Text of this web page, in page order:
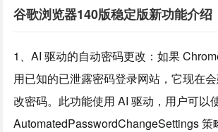
谷歌浏览器140版稳定版新功能介绍
1、AI 驱动的自动密码更改：如果
用已知的已泄露密码登录网站，它现在
改密码。此功能使用 AI 驱动，用户可以
AutomatedPasswordChangeSettings 策